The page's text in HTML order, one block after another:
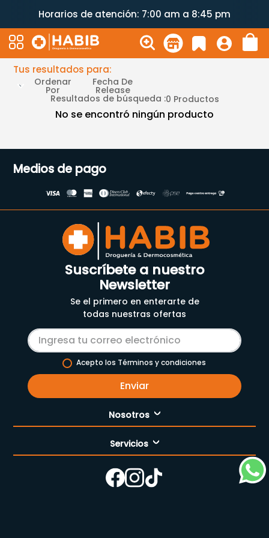
Horarios de atención: 7:00 am a 8:45 pm
Tus resultados para:
Ordenar
Por
Fecha De
Release
Resultados de búsqueda :0 Productos
No se encontró ningún producto
Medios de pago
Suscríbete a nuestro
Newsletter
Se el primero en enterarte de
todas nuestras ofertas
Acepto los Términos y condiciones
Enviar
Nosotros
Nuestra empresa
Cómo comprar
Nuestras tiendas
Servicios
Enfermería